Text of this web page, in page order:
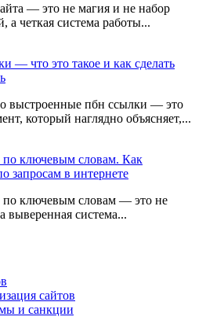
— это не магия и не набор
а четкая система работы...
— что это такое и как сделать
выстроенные пбн ссылки — это
который наглядно объясняет,...
ключевым словам. Как
запросам в интернете
по ключевым словам — это не
выверенная система...
сайтов
и санкции